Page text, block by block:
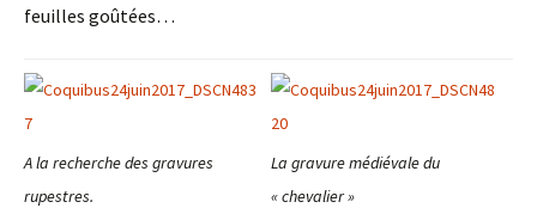
feuilles goûtées…
A la recherche des gravures
rupestres.
La gravure médiévale du
« chevalier »